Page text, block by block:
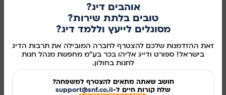
אוהבים דיג?
טובים בלתת שירות?
מסוגלים לייעץ וללמד דיג?
זאת ההזדמנות שלכם להצטרף לחברה המובילה את תרבות הדיג
בישראל! ספורט ודייג אליהו בכר בע"מ מחפשת מנהל חנות
לחנות בחולון.
חושב שאתה מתאים להצטרף למשפחה?
שלח קורות חיים ל-support@snf.co.il
72.00₪
בחר אפשרויות